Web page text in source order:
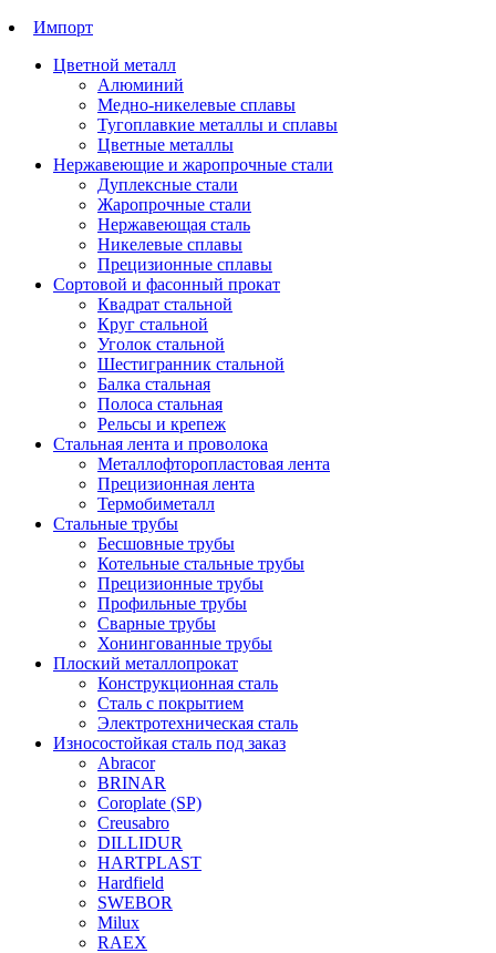
Импорт
Цветной металл
Алюминий
Медно-никелевые сплавы
Тугоплавкие металлы и сплавы
Цветные металлы
Нержавеющие и жаропрочные стали
Дуплексные стали
Жаропрочные стали
Нержавеющая сталь
Никелевые сплавы
Прецизионные сплавы
Сортовой и фасонный прокат
Квадрат стальной
Круг стальной
Уголок стальной
Шестигранник стальной
Балка стальная
Полоса стальная
Рельсы и крепеж
Стальная лента и проволока
Металлофторопластовая лента
Прецизионная лента
Термобиметалл
Стальные трубы
Бесшовные трубы
Котельные стальные трубы
Прецизионные трубы
Профильные трубы
Сварные трубы
Хонингованные трубы
Плоский металлопрокат
Конструкционная сталь
Сталь с покрытием
Электротехническая сталь
Износостойкая сталь под заказ
Abracor
BRINAR
Coroplate (SP)
Creusabro
DILLIDUR
HARTPLAST
Hardfield
SWEBOR
Milux
RAEX